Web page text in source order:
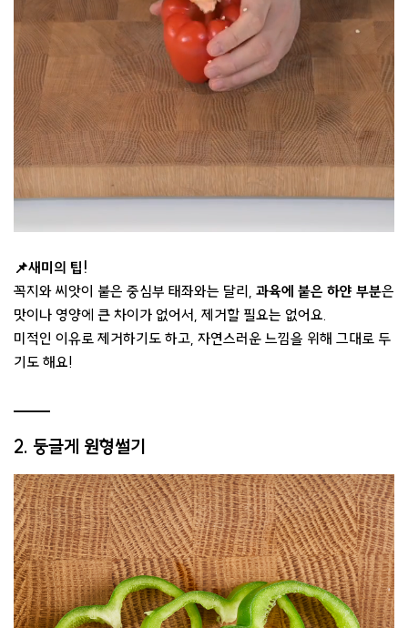
📌새미의 팁!
꼭지와 씨앗이 붙은 중심부 태좌와는 달리, 과육에 붙은 하얀 부분은
맛이나 영양에 큰 차이가 없어서, 제거할 필요는 없어요.
미적인 이유로 제거하기도 하고, 자연스러운 느낌을 위해 그대로 두
기도 해요!
2. 둥글게 원형썰기